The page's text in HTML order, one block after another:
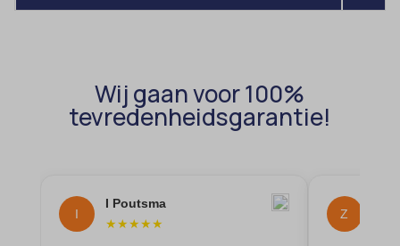
Wij gaan voor 100%
tevredenheidsgarantie!
I
I Poutsma
★★★★★
Z